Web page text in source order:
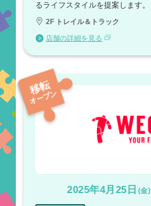
るライフスタイルを提案します。
2F トレイル＆トラック
店舗の詳細を見る
移転
オープン
2025年4月25日 (金)